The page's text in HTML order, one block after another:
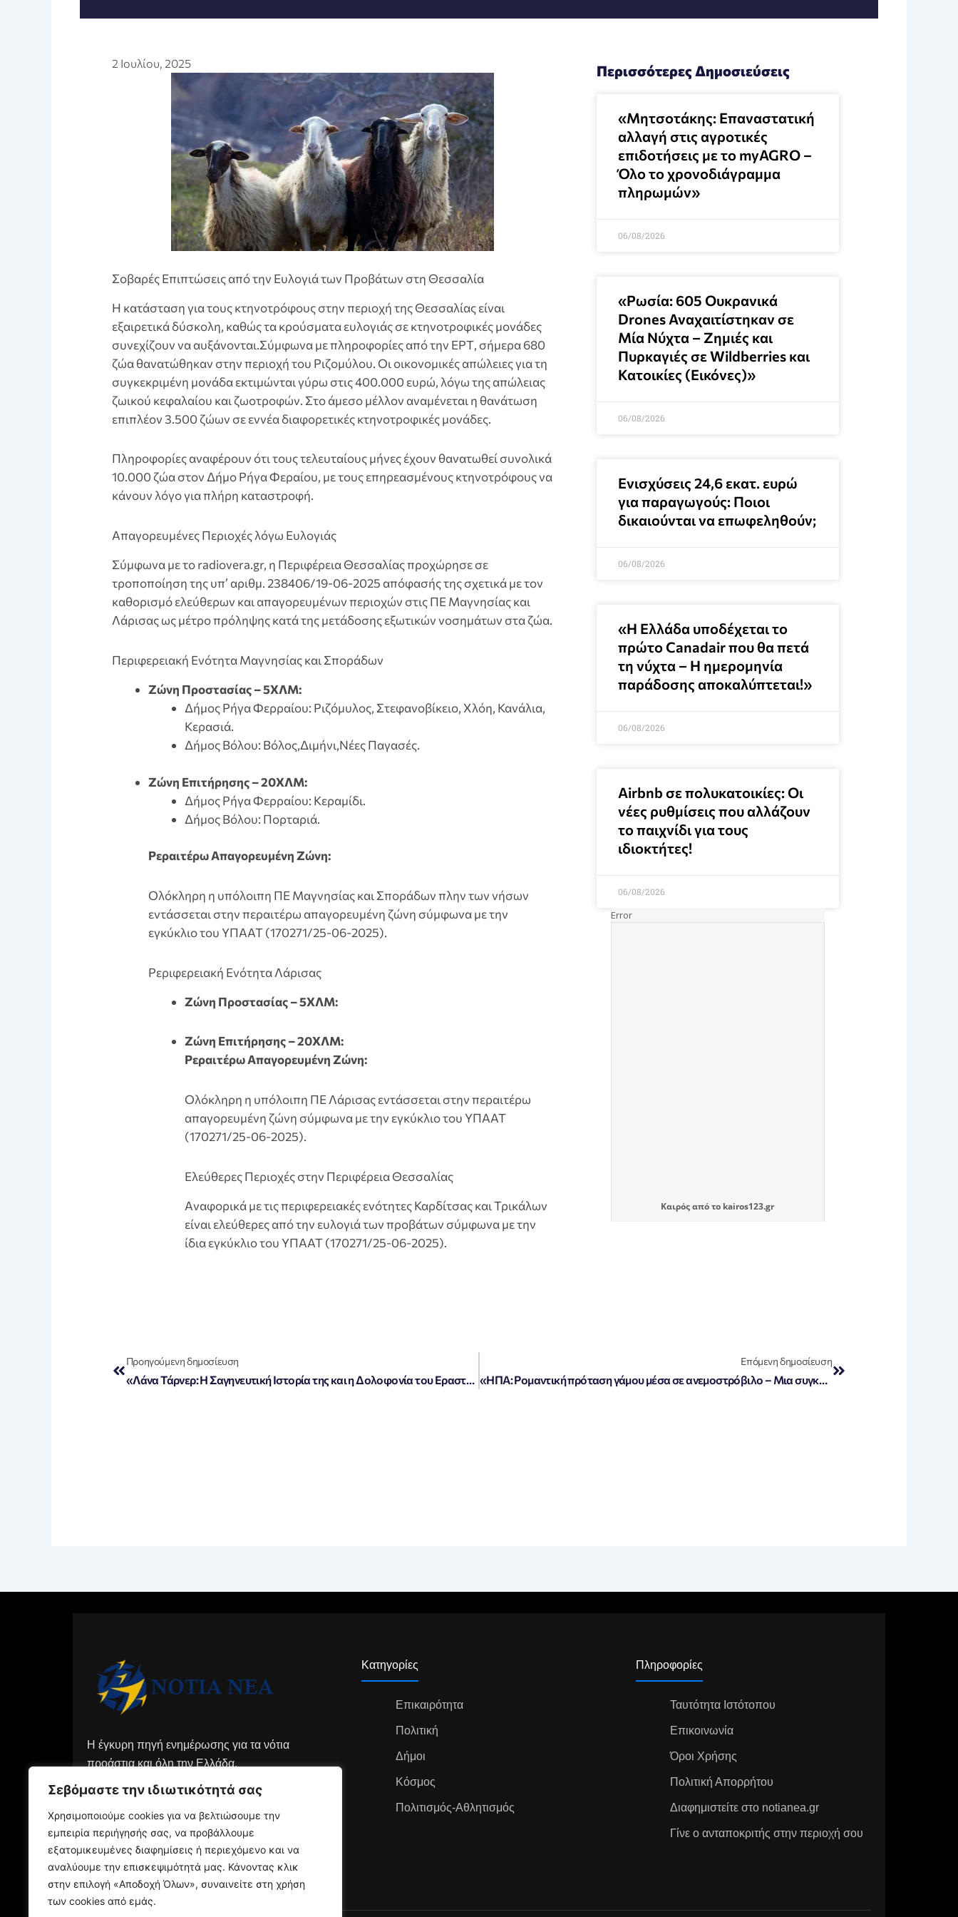
Σεβόμαστε την ιδιωτικότητά σας
Χρησιμοποιούμε cookies για να βελτιώσουμε την
εμπειρία περιήγησής σας, να προβάλλουμε
εξατομικευμένες διαφημίσεις ή περιεχόμενο και να
αναλύουμε την επισκεψιμότητά μας. Κάνοντας κλικ
στην επιλογή «Αποδοχή Όλων», συναινείτε στη χρήση
των cookies από εμάς.
2 Ιουλίου, 2025
Σοβαρές Επιπτώσεις από την Ευλογιά των Προβάτων στη Θεσσαλία
Η κατάσταση για τους κτηνοτρόφους στην περιοχή της Θεσσαλίας είναι
εξαιρετικά δύσκολη, καθώς τα κρούσματα ευλογιάς σε κτηνοτροφικές μονάδες
συνεχίζουν να αυξάνονται.Σύμφωνα με πληροφορίες από την ΕΡΤ, σήμερα 680
ζώα θανατώθηκαν στην περιοχή του Ριζομύλου. Οι οικονομικές απώλειες για τη
συγκεκριμένη μονάδα εκτιμώνται γύρω στις 400.000 ευρώ, λόγω της απώλειας
ζωικού κεφαλαίου και ζωοτροφών. Στο άμεσο μέλλον αναμένεται η θανάτωση
επιπλέον 3.500 ζώων σε εννέα διαφορετικές κτηνοτροφικές μονάδες.
Πληροφορίες αναφέρουν ότι τους τελευταίους μήνες έχουν θανατωθεί συνολικά
10.000 ζώα στον Δήμο Ρήγα Φεραίου, με τους επηρεασμένους κτηνοτρόφους να
κάνουν λόγο για πλήρη καταστροφή.
Απαγορευμένες Περιοχές λόγω Ευλογιάς
Σύμφωνα με το radiovera.gr, η Περιφέρεια Θεσσαλίας προχώρησε σε
τροποποίηση της υπ’ αριθμ. 238406/19-06-2025 απόφασής της σχετικά με τον
καθορισμό ελεύθερων και απαγορευμένων περιοχών στις ΠΕ Μαγνησίας και
Λάρισας ως μέτρο πρόληψης κατά της μετάδοσης εξωτικών νοσημάτων στα ζώα.
Περιφερειακή Ενότητα Μαγνησίας και Σποράδων
Ζώνη Προστασίας – 5ΧΛΜ:
Δήμος Ρήγα Φερραίου: Ριζόμυλος, Στεφανοβίκειο, Χλόη, Κανάλια,
Κερασιά.
Δήμος Βόλου: Βόλος,Διμήνι,Νέες Παγασές.
Ζώνη Επιτήρησης – 20ΧΛΜ:
Δήμος Ρήγα Φερραίου: Κεραμίδι.
Δήμος Βόλου: Πορταριά.
Pεραιτέρω Απαγορευμένη Ζώνη:
Ολόκληρη η υπόλοιπη ΠΕ Μαγνησίας και Σποράδων πλην των νήσων
εντάσσεται στην περαιτέρω απαγορευμένη ζώνη σύμφωνα με την
εγκύκλιο του ΥΠΑΑΤ (170271/25-06-2025).
Pεριφερειακή Ενότητα Λάρισας
Zώνη Προστασίας – 5ΧΛΜ:
Zώνη Επιτήρησης – 20ΧΛΜ:
Pεραιτέρω Απαγορευμένη Ζώνη:
Ολόκληρη η υπόλοιπη ΠΕ Λάρισας εντάσσεται στην περαιτέρω
απαγορευμένη ζώνη σύμφωνα με την εγκύκλιο του ΥΠΑΑΤ
(170271/25-06-2025).
Eλεύθερες Περιοχές στην Περιφέρεια Θεσσαλίας
Aναφορικά με τις περιφερειακές ενότητες Καρδίτσας και Τρικάλων
είναι ελεύθερες από την ευλογιά των προβάτων σύμφωνα με την
ίδια εγκύκλιο του ΥΠΑΑΤ (170271/25-06-2025).
Περισσότερες Δημοσιεύσεις
«Μητσοτάκης: Επαναστατική
αλλαγή στις αγροτικές
επιδοτήσεις με το myAGRO –
Όλο το χρονοδιάγραμμα
πληρωμών»
06/08/2026
«Ρωσία: 605 Ουκρανικά
Drones Αναχαιτίστηκαν σε
Μία Νύχτα – Ζημιές και
Πυρκαγιές σε Wildberries και
Κατοικίες (Εικόνες)»
06/08/2026
Ενισχύσεις 24,6 εκατ. ευρώ
για παραγωγούς: Ποιοι
δικαιούνται να επωφεληθούν;
06/08/2026
«Η Ελλάδα υποδέχεται το
πρώτο Canadair που θα πετά
τη νύχτα – Η ημερομηνία
παράδοσης αποκαλύπτεται!»
06/08/2026
Airbnb σε πολυκατοικίες: Οι
νέες ρυθμίσεις που αλλάζουν
το παιχνίδι για τους
ιδιοκτήτες!
06/08/2026
Καιρόςαπό το kairos123.gr
Προηγούμενη δημοσίευση
«Λάνα Τάρνερ: Η Σαγηνευτική Ιστορία της και η Δολοφονία του Εραστή Γκάνγκστερ»
Επόμενη δημοσίευση
«ΗΠΑ: Ρομαντική πρόταση γάμου μέσα σε ανεμοστρόβιλο – Μια συγκλονιστική στιγμή που κόβει την ανάσα!»
Η έγκυρη πηγή ενημέρωσης για τα νότια
προάστια και όλη την Ελλάδα.
Κατηγορίες
Επικαιρότητα
Πολιτική
Δήμοι
Κόσμος
Πολιτισμός-Αθλητισμός
Πληροφορίες
Ταυτότητα Ιστότοπου
Επικοινωνία
Όροι Χρήσης
Πολιτική Απορρήτου
Διαφημιστείτε στο notianea.gr
Γίνε ο ανταποκριτής στην περιοχή σου